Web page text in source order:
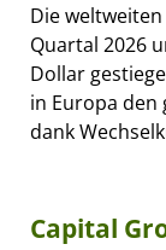
Die
Quartal 2026
Dollar
in Europa
dank
Capital